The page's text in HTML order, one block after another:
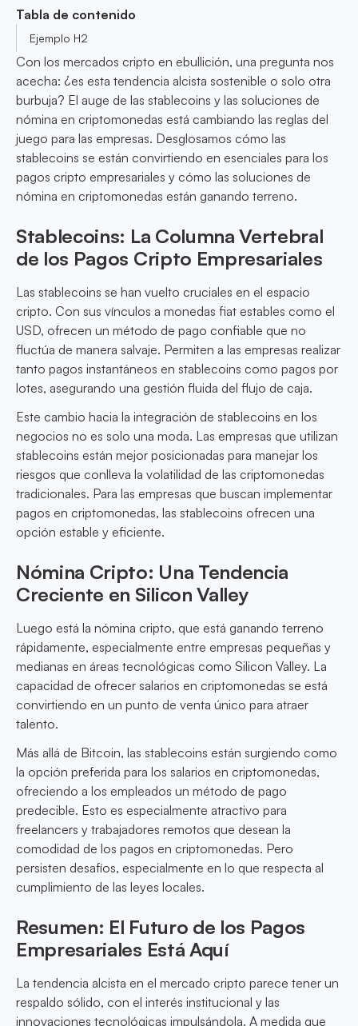
Tabla de contenido
Ejemplo H2
Con los mercados cripto en ebullición, una pregunta nos
acecha: ¿es esta tendencia alcista sostenible o solo otra
burbuja? El auge de las stablecoins y las soluciones de
nómina en criptomonedas está cambiando las reglas del
juego para las empresas. Desglosamos cómo las
stablecoins se están convirtiendo en esenciales para los
pagos cripto empresariales y cómo las soluciones de
nómina en criptomonedas están ganando terreno.
Stablecoins: La Columna Vertebral
de los Pagos Cripto Empresariales
Las stablecoins se han vuelto cruciales en el espacio
cripto. Con sus vínculos a monedas fiat estables como el
USD, ofrecen un método de pago confiable que no
fluctúa de manera salvaje. Permiten a las empresas realizar
tanto pagos instantáneos en stablecoins como pagos por
lotes, asegurando una gestión fluida del flujo de caja.
Este cambio hacia la integración de stablecoins en los
negocios no es solo una moda. Las empresas que utilizan
stablecoins están mejor posicionadas para manejar los
riesgos que conlleva la volatilidad de las criptomonedas
tradicionales. Para las empresas que buscan implementar
pagos en criptomonedas, las stablecoins ofrecen una
opción estable y eficiente.
Nómina Cripto: Una Tendencia
Creciente en Silicon Valley
Luego está la nómina cripto, que está ganando terreno
rápidamente, especialmente entre empresas pequeñas y
medianas en áreas tecnológicas como Silicon Valley. La
capacidad de ofrecer salarios en criptomonedas se está
convirtiendo en un punto de venta único para atraer
talento.
Más allá de Bitcoin, las stablecoins están surgiendo como
la opción preferida para los salarios en criptomonedas,
ofreciendo a los empleados un método de pago
predecible. Esto es especialmente atractivo para
freelancers y trabajadores remotos que desean la
comodidad de los pagos en criptomonedas. Pero
persisten desafíos, especialmente en lo que respecta al
cumplimiento de las leyes locales.
Resumen: El Futuro de los Pagos
Empresariales Está Aquí
La tendencia alcista en el mercado cripto parece tener un
respaldo sólido, con el interés institucional y las
innovaciones tecnológicas impulsándola. A medida que